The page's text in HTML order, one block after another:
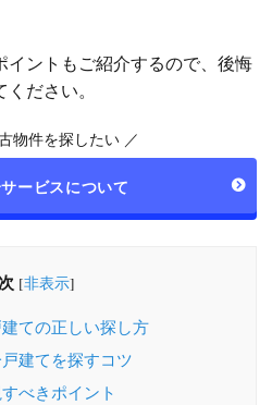
イントもご紹介するので、後悔
ださい。
物件を探したい ／
ービスについて
[非表示]
ての正しい探し方
建てを探すコツ
べきポイント